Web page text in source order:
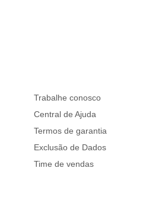
Trabalhe conosco
Central de Ajuda
Termos de garantia
Exclusão de Dados
Time de vendas